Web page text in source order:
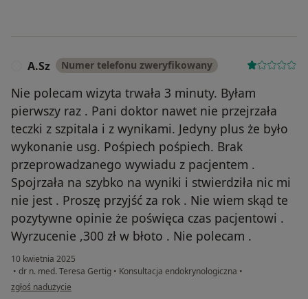
A.Sz Numer telefonu zweryfikowany
Nie polecam wizyta trwała 3 minuty. Byłam
pierwszy raz . Pani doktor nawet nie przejrzała
teczki z szpitala i z wynikami. Jedyny plus że było
wykonanie usg. Pośpiech pośpiech. Brak
przeprowadzanego wywiadu z pacjentem .
Spojrzała na szybko na wyniki i stwierdziła nic mi
nie jest . Proszę przyjść za rok . Nie wiem skąd te
pozytywne opinie że poświęca czas pacjentowi .
Wyrzucenie ,300 zł w błoto . Nie polecam .
10 kwietnia 2025
• dr n. med. Teresa Gertig • Konsultacja endokrynologiczna •
w opinii użytkownika A.Sz
zgłoś nadużycie